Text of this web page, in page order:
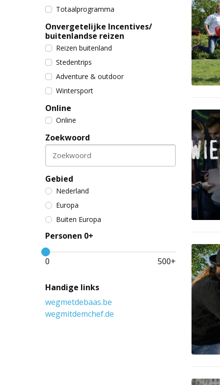
Totaalprogramma
Onvergetelijke Incentives/
buitenlandse reizen
Reizen buitenland
Stedentrips
Adventure & outdoor
Wintersport
Online
Online
Zoekwoord
Zoekwoord
Gebied
Nederland
Europa
Buiten Europa
Personen 0+
0 500+
Handige links
wegmetdebaas.be
wegmitdemchef.de